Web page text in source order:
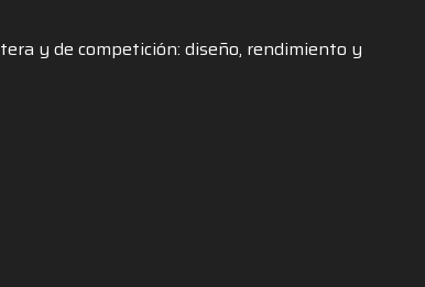
y de competición: diseño, rendimiento y